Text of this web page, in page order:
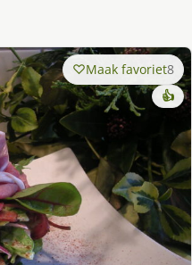
Maak favoriet8
👍